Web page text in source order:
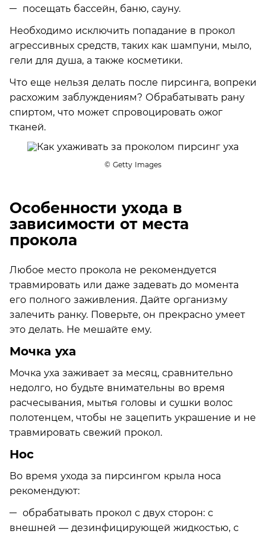
посещать бассейн, баню, сауну.
Необходимо исключить попадание в прокол
агрессивных средств, таких как шампуни, мыло,
гели для душа, а также косметики.
Что еще нельзя делать после пирсинга, вопреки
расхожим заблуждениям? Обрабатывать рану
спиртом, что может спровоцировать ожог
тканей.
© Getty Images
Особенности ухода в
зависимости от места
прокола
Любое место прокола не рекомендуется
травмировать или даже задевать до момента
его полного заживления. Дайте организму
залечить ранку. Поверьте, он прекрасно умеет
это делать. Не мешайте ему.
Мочка уха
Мочка уха заживает за месяц, сравнительно
недолго, но будьте внимательны во время
расчесывания, мытья головы и сушки волос
полотенцем, чтобы не зацепить украшение и не
травмировать свежий прокол.
Нос
Во время ухода за пирсингом крыла носа
рекомендуют:
обрабатывать прокол с двух сторон: с
внешней — дезинфицирующей жидкостью, с